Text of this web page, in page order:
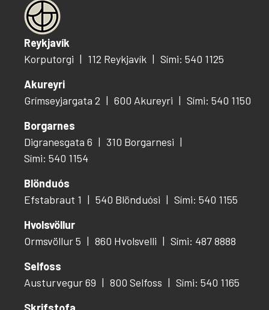
Reykjavík
Korputorgi
112 Reykjavík
Sími: 540 1125
Akureyri
Grímseyjargata 2
600 Akureyri
Sími: 540 1150
Borgarnes
Digranesgata 6
310 Borgarnesi
Sími: 540 1154
Blönduós
Efstabraut 1
540 Blönduósi
Sími: 540 1155
Hvolsvöllur
Ormsvöllur 5
860 Hvolsvelli
Sími: 487 8888
Selfoss
Austurvegur 69
800 Selfoss
Sími: 540 1165